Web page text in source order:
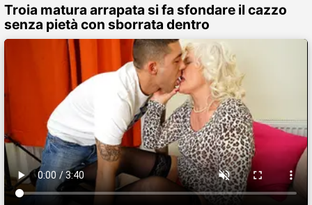
Troia matura arrapata si fa sfondare il cazzo
senza pietà con sborrata dentro